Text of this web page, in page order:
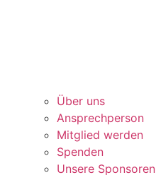
Über uns
Ansprechperson
Mitglied werden
Spenden
Unsere Sponsoren